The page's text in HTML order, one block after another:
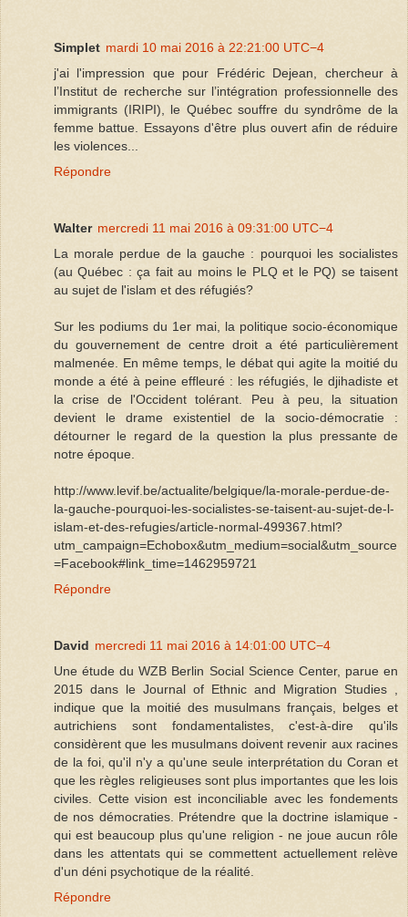
Simplet mardi 10 mai 2016 à 22:21:00 UTC−4
j'ai l'impression que pour Frédéric Dejean, chercheur à
l’Institut de recherche sur l’intégration professionnelle des
immigrants (IRIPI), le Québec souffre du syndrôme de la
femme battue. Essayons d'être plus ouvert afin de réduire
les violences...
Répondre
Walter mercredi 11 mai 2016 à 09:31:00 UTC−4
La morale perdue de la gauche : pourquoi les socialistes
(au Québec : ça fait au moins le PLQ et le PQ) se taisent
au sujet de l'islam et des réfugiés?
Sur les podiums du 1er mai, la politique socio-économique
du gouvernement de centre droit a été particulièrement
malmenée. En même temps, le débat qui agite la moitié du
monde a été à peine effleuré : les réfugiés, le djihadiste et
la crise de l'Occident tolérant. Peu à peu, la situation
devient le drame existentiel de la socio-démocratie :
détourner le regard de la question la plus pressante de
notre époque.
http://www.levif.be/actualite/belgique/la-morale-perdue-de-
la-gauche-pourquoi-les-socialistes-se-taisent-au-sujet-de-l-
islam-et-des-refugies/article-normal-499367.html?
utm_campaign=Echobox&utm_medium=social&utm_source
=Facebook#link_time=1462959721
Répondre
David mercredi 11 mai 2016 à 14:01:00 UTC−4
Une étude du WZB Berlin Social Science Center, parue en
2015 dans le Journal of Ethnic and Migration Studies ,
indique que la moitié des musulmans français, belges et
autrichiens sont fondamentalistes, c'est-à-dire qu'ils
considèrent que les musulmans doivent revenir aux racines
de la foi, qu'il n'y a qu'une seule interprétation du Coran et
que les règles religieuses sont plus importantes que les lois
civiles. Cette vision est inconciliable avec les fondements
de nos démocraties. Prétendre que la doctrine islamique -
qui est beaucoup plus qu'une religion - ne joue aucun rôle
dans les attentats qui se commettent actuellement relève
d'un déni psychotique de la réalité.
Répondre